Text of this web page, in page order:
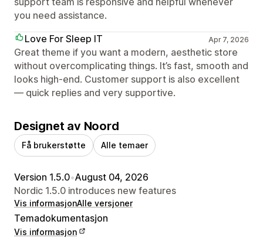
you need assistance.
Love For Sleep IT
Apr 7, 2026
Great theme if you want a modern, aesthetic store
without overcomplicating things. It’s fast, smooth and
looks high-end. Customer support is also excellent
— quick replies and very supportive.
Designet av Noord
Få brukerstøtte Alle temaer
Version 1.5.0•August 04, 2026
Nordic 1.5.0 introduces new features
Vis informasjonAlle versjoner
Temadokumentasjon
Vis informasjon